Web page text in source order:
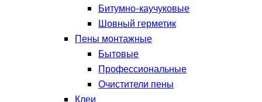
Битумно-каучуковые
Шовный герметик
Пены монтажные
Бытовые
Профессиональные
Очистители пены